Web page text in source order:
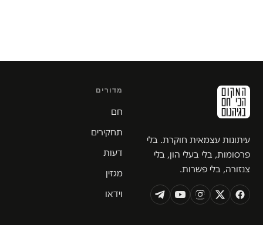
עיתונות עצמאית חוקרת. בלי
פרסומות, בלי בעלי הון, בלי
צנזורה, בלי פשרות.
מדורים
חם
תחקירים
דעות
מגזין
וידאו